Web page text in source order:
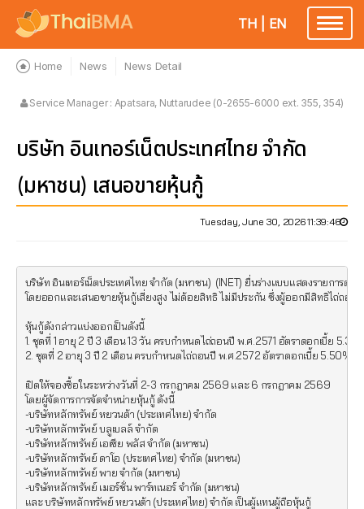
Toggle
TH EN
Home News News Detail
Service Manager : Apatsara, Nuttarudee (0-2655-6000 ext. 355, 354)
บริษัท อินเทอร์เน็ตประเทศไทย จำกัด
(มหาชน) เสนอขายหุ้นกู้
Tuesday, June 30, 2026 11:39:46
บริษัท อินเทอร์เน็ตประเทศไทย จำกัด (มหาชน)  (INET) ยื่นร่างแบบแสดงรายกา
โดยออกและเสนอขายหุ้นกู้เสี่ยงสูง ไม่ด้อยสิทธิ ไม่มีประกัน ซึ่งผู้ออกมีสิทธิไถ่ถอ
หุ้นกู้ดังกล่าวแบ่งออกเป็นดังนี้
1. ชุดที่ 1 อายุ 2 ปี 3 เดือน 13 วัน ครบกำหนดไถ่ถอนปี พ.ศ.2571 อัตราดอกเบี้ย
2. ชุดที่ 2 อายุ 3 ปี 2 เดือน ครบกำหนดไถ่ถอนปี พ.ศ.2572 อัตราดอกเบี้ย 5.50%
เปิดให้จองซื้อในระหว่างวันที่ 2-3 กรกฎาคม 2569 และ 6 กรกฎาคม 2569
โดยผู้จัดการการจัดจำหน่ายหุ้นกู้ ดังนี้
-บริษัทหลักทรัพย์ หยวนต้า (ประเทศไทย) จำกัด
-บริษัทหลักทรัพย์ บลูเบลล์ จำกัด
-บริษัทหลักทรัพย์ เอเซีย พลัส จำกัด (มหาชน)
-บริษัทหลักทรัพย์ ดาโอ (ประเทศไทย) จำกัด (มหาชน)
-บริษัทหลักทรัพย์ พาย จำกัด (มหาชน)
-บริษัทหลักทรัพย์ เมอร์ชั่น พาร์ทเนอร์ จำกัด (มหาชน)
และ บริษัทหลักทรัพย์ หยวนต้า (ประเทศไทย) จำกัด เป็นผู้แทนผู้ถือหุ้นกู้